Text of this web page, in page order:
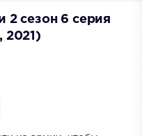
2 сезон 6 серия
2021)